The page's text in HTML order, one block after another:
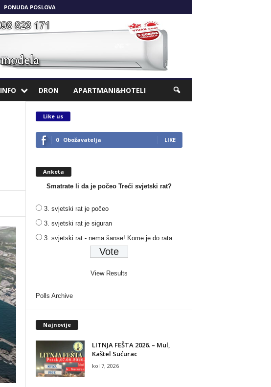
PONUDA POSLOVA
INFO DRON APARTMANI&HOTELI
Like us
0 Obožavatelja LIKE
Anketa
Smatrate li da je počeo Treći svjetski rat?
3. svjetski rat je počeo
3. svjetski rat je siguran
3. svjetski rat - nema šanse! Kome je do rata...
View Results
Polls Archive
Najnovije
LITNJA FEŠTA 2026. – Mul,
Kaštel Sućurac
kol 7, 2026